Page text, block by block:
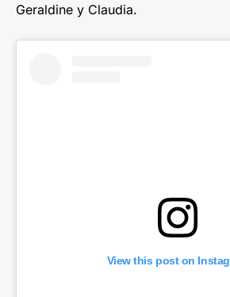
Geraldine y Claudia.
View this post on